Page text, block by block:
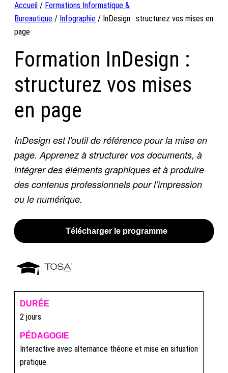
Accueil / Formations Informatique &
Bureautique / Infographie / InDesign : structurez vos mises en
page
Formation InDesign :
structurez vos mises
en page
InDesign est l’outil de référence pour la mise en
page. Apprenez à structurer vos documents, à
intégrer des éléments graphiques et à produire
des contenus professionnels pour l’impression
ou le numérique.
Télécharger le programme
DURÉE
2 jours
PÉDAGOGIE
Interactive avec alternance théorie et mise en situation
pratique.